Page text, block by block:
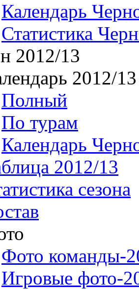
Календарь
Статистика
2012/13
2012/13
Полный
По турам
Календарь
2012/13
сезона
Фото команды-
Игровые фото-